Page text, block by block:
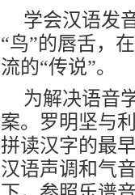
学会汉语发
“鸟”的唇舌，
流的“传说”。
为解决语音
案。罗明坚与
拼读汉字的最
汉语声调和气